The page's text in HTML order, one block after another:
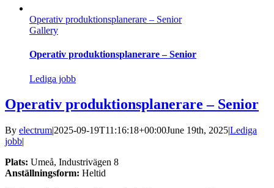
Operativ produktionsplanerare – Senior
Gallery
Operativ produktionsplanerare – Senior
Lediga jobb
Operativ produktionsplanerare – Senior
By electrum|2025-09-19T11:16:18+00:00June 19th, 2025|Lediga
jobb|
Plats: Umeå, Industrivägen 8
Anställningsform: Heltid